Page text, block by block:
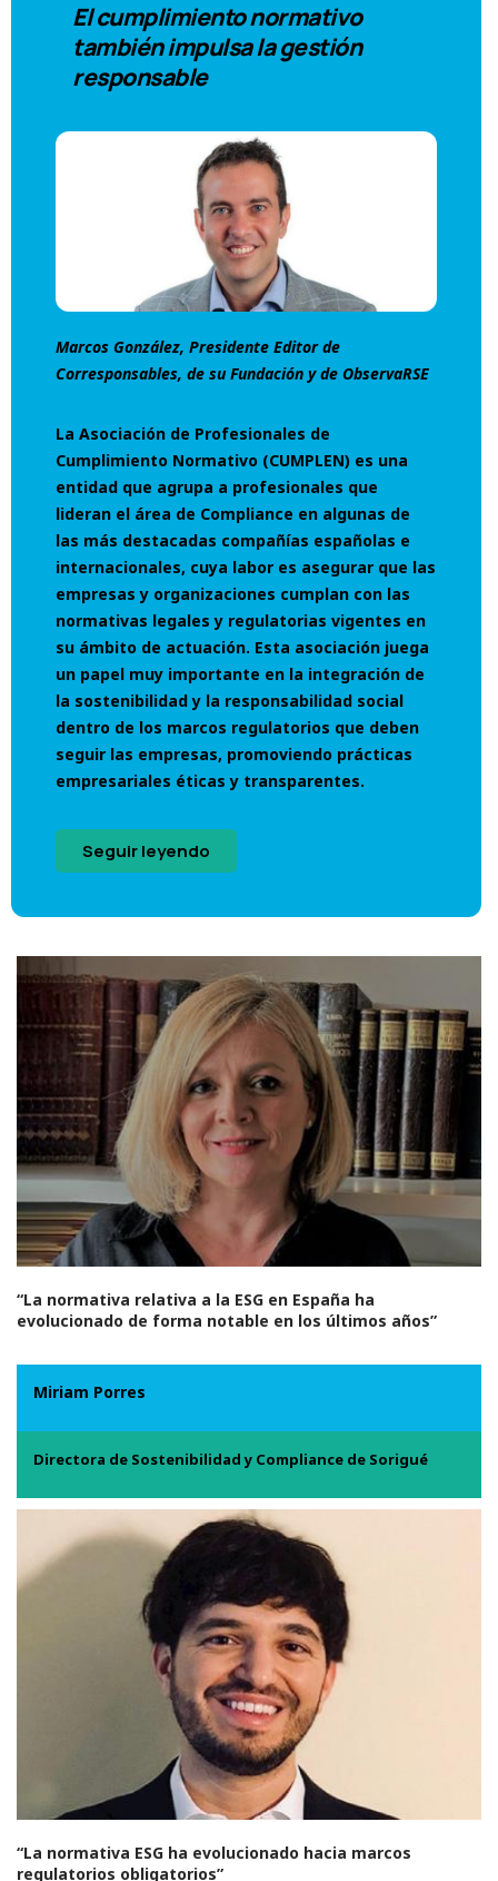
El cumplimiento normativo
también impulsa la gestión
responsable
Marcos González, Presidente Editor de
Corresponsables, de su Fundación y de ObservaRSE
La Asociación de Profesionales de
Cumplimiento Normativo (CUMPLEN) es una
entidad que agrupa a profesionales que
lideran el área de Compliance en algunas de
las más destacadas compañías españolas e
internacionales, cuya labor es asegurar que las
empresas y organizaciones cumplan con las
normativas legales y regulatorias vigentes en
su ámbito de actuación. Esta asociación juega
un papel muy importante en la integración de
la sostenibilidad y la responsabilidad social
dentro de los marcos regulatorios que deben
seguir las empresas, promoviendo prácticas
empresariales éticas y transparentes.
Seguir leyendo
“La normativa relativa a la ESG en España ha
evolucionado de forma notable en los últimos años”
Miriam Porres
Directora de Sostenibilidad y Compliance de Sorigué
“La normativa ESG ha evolucionado hacia marcos
regulatorios obligatorios”